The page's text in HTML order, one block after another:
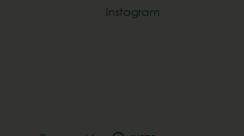
Instagram